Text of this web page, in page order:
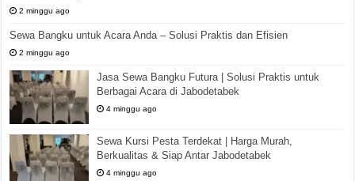
2 minggu ago
Sewa Bangku untuk Acara Anda – Solusi Praktis dan Efisien
2 minggu ago
Jasa Sewa Bangku Futura | Solusi Praktis untuk
Berbagai Acara di Jabodetabek
4 minggu ago
Sewa Kursi Pesta Terdekat | Harga Murah,
Berkualitas & Siap Antar Jabodetabek
4 minggu ago